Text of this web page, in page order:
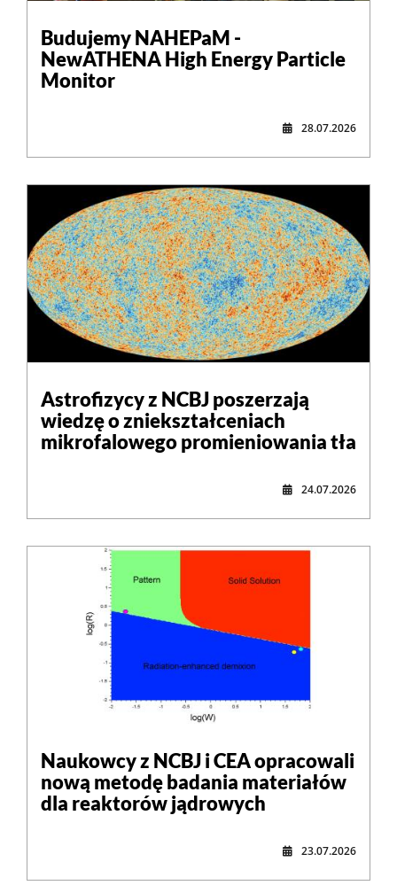
Budujemy NAHEPaM -
NewATHENA High Energy Particle
Monitor
28.07.2026
Astrofizycy z NCBJ poszerzają
wiedzę o zniekształceniach
mikrofalowego promieniowania tła
24.07.2026
Naukowcy z NCBJ i CEA opracowali
nową metodę badania materiałów
dla reaktorów jądrowych
23.07.2026